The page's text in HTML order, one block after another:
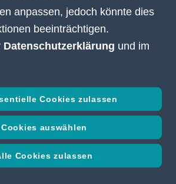
Stetteldorf, NÖ
Prangerplatz
NÖ
anpassen, jedoch könnte dies
beeinträchtigen.
Datenschutzerklärung und im
Cookies zulassen
Cookies auswählen
Cookies zulassen